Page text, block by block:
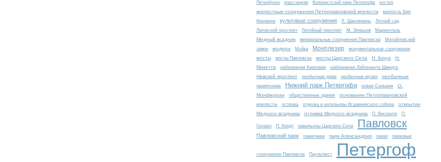
Петербурге
классицизм Колонистский парк Петергофа костел
крепостные сооружения Петропавловской крепости
крепость Бип
Кронверк
культовые сооружения Л. Шарлемань
Летний сад
Лиговский проспект
Литейный проспект М. Земцов Мариенталь
Медный всадник мемориальные сооружения Павловска
Михайловский
замок
модерн Мойка Монплезир монументальные сооружения
мосты мосты Павловска мосты Царского Села Н. Бенуа
Н.
Микетти
набережная Карповки набережная Лейтенанта Шмидта
Невский проспект необычные дома необычные музеи
необычные
памятники
Нижний парк Петергофа новая Сильвия
О.
Монферран
общественные здания
основание Петропавловской
крепости
острова отделка и интерьеры Исаакиевского собора
открытие
Медного всадника
отливка Медного всадника П. Висконти П.
Гонзаго П. Клодт павильоны Царского Села Павловск
Павловский парк памятники парк Александрия парки парковые
сооружения Павловска Паульлюст Петергоф